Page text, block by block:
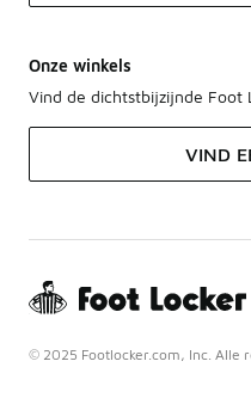
Onze winkels
Vind de dichtstbijzijnde Foot
VIND
© 2025 Footlocker.com, Inc. Alle